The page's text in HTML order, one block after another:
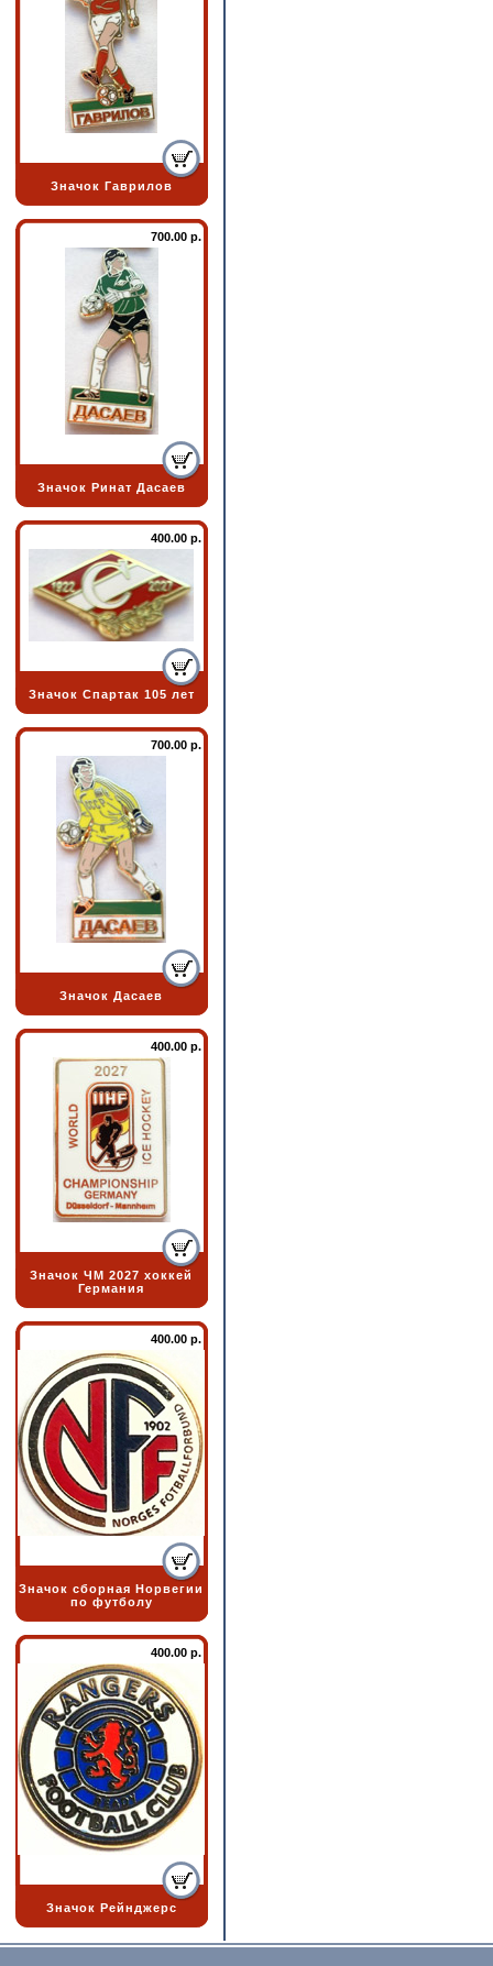
Значок Гаврилов
700.00 р.
Значок Ринат Дасаев
400.00 р.
Значок Спартак 105 лет
700.00 р.
Значок Дасаев
400.00 р.
Значок ЧМ 2027 хоккей
Германия
400.00 р.
Значок сборная Норвегии
по футболу
400.00 р.
Значок Рейнджерс